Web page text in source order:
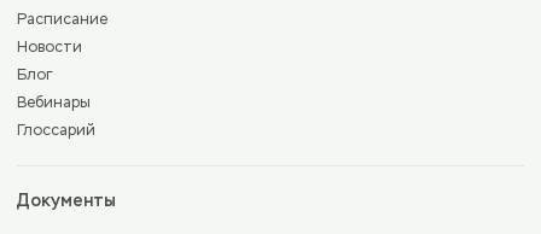
Расписание
Новости
Блог
Вебинары
Глоссарий
Документы